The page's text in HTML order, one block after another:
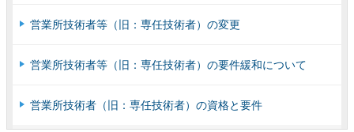
営業所技術者等（旧：専任技術者）の変更
営業所技術者等（旧：専任技術者）の要件緩和について
営業所技術者（旧：専任技術者）の資格と要件